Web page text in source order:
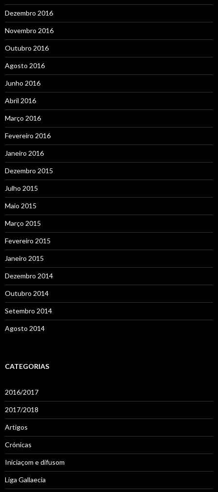
Dezembro 2016
Novembro 2016
Outubro 2016
Agosto 2016
Junho 2016
Abril 2016
Março 2016
Fevereiro 2016
Janeiro 2016
Dezembro 2015
Julho 2015
Maio 2015
Março 2015
Fevereiro 2015
Janeiro 2015
Dezembro 2014
Outubro 2014
Setembro 2014
Agosto 2014
CATEGORIAS
2016/2017
2017/2018
Artigos
Crónicas
Iniciaçom e difusom
Liga Gallaecia